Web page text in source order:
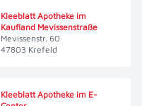
Kleeblatt Apotheke im
Kaufland Mevissenstraße
Mevissenstr. 60
47803 Krefeld
Kleeblatt Apotheke im E-